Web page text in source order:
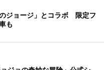
ジョージ」とコラボ 限定フ
も